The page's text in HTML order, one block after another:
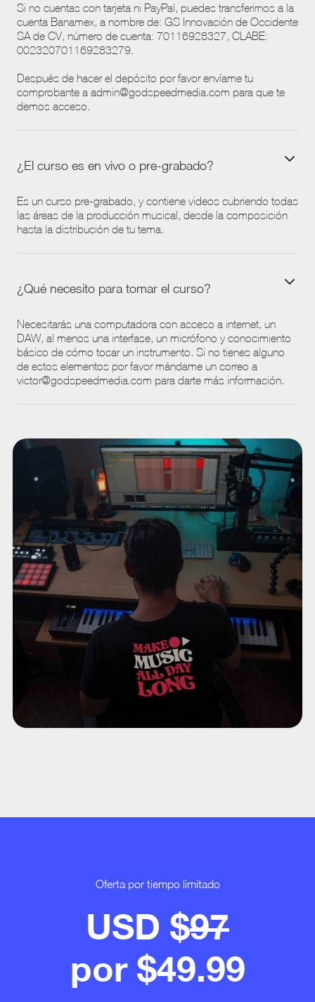
Si no cuentas con tarjeta ni PayPal, puedes transferirnos a la
cuenta Banamex, a nombre de: GS Innovación de Occidente
SA de CV, número de cuenta: 70116928327, CLABE:
002320701169283279.
Después de hacer el depósito por favor envíame tu
comprobante a admin@godspeedmedia.com para que te
demos acceso.
¿El curso es en vivo o pre-grabado?
Es un curso pre-grabado, y contiene videos cubriendo todas
las áreas de la producción musical, desde la composición
hasta la distribución de tu tema.
¿Qué necesito para tomar el curso?
Necesitarás una computadora con acceso a internet, un
DAW, al menos una interfase, un micrófono y conocimiento
básico de cómo tocar un instrumento. Si no tienes alguno
de estos elementos por favor mándame un correo a
victor@godspeedmedia.com para darte más información.
Oferta por tiempo limitado
USD $97
por $49.99